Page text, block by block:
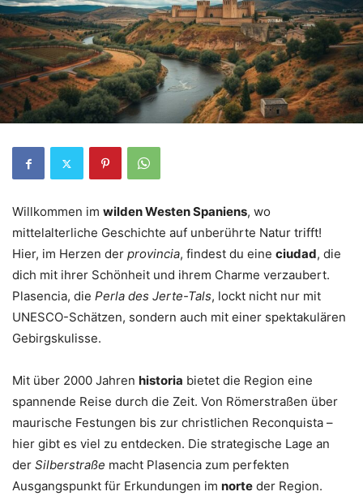
Willkommen im wilden Westen Spaniens, wo
mittelalterliche Geschichte auf unberührte Natur trifft!
Hier, im Herzen der provincia, findest du eine ciudad, die
dich mit ihrer Schönheit und ihrem Charme verzaubert.
Plasencia, die Perla des Jerte-Tals, lockt nicht nur mit
UNESCO-Schätzen, sondern auch mit einer spektakulären
Gebirgskulisse.
Mit über 2000 Jahren historia bietet die Region eine
spannende Reise durch die Zeit. Von Römerstraßen über
maurische Festungen bis zur christlichen Reconquista –
hier gibt es viel zu entdecken. Die strategische Lage an
der Silberstraße macht Plasencia zum perfekten
Ausgangspunkt für Erkundungen im norte der Region.